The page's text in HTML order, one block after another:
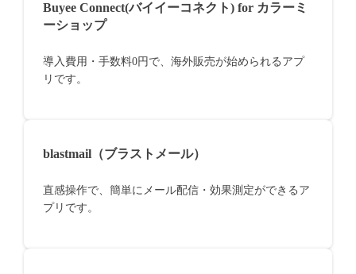
Buyee Connect(バイイーコネクト) for カラーミ
ーショップ
導入費用・手数料0円で、海外販売が始められるアプ
リです。
blastmail（ブラストメール）
直感操作で、簡単にメール配信・効果測定ができるア
プリです。